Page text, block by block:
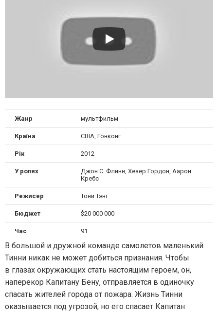
Жанр мультфильм
Країна США, Гонконг
Рік 2012
У ролях
Джон С. Флинн, Хезер Гордон, Аарон
Кребс
Режисер Тони Тэнг
Бюджет $20 000 000
Час 91
В большой и дружной команде самолетов маленький
Тинни никак не может добиться признания. Чтобы
в глазах окружающих стать настоящим героем, он,
наперекор Капитану Бену, отправляется в одиночку
спасать жителей города от пожара. Жизнь Тинни
оказывается под угрозой, но его спасает Капитан